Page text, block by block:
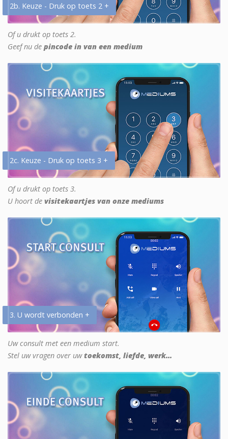
2b. Keuze - Druk op toets 2 +
Of u drukt op toets 2.
Geef nu de pincode in van een medium
2c. Keuze - Druk op toets 3 +
Of u drukt op toets 3.
U hoort de visitekaartjes van onze mediums
3. U wordt verbonden +
Uw consult met een medium start.
Stel uw vragen over uwtoekomst, liefde, werk...